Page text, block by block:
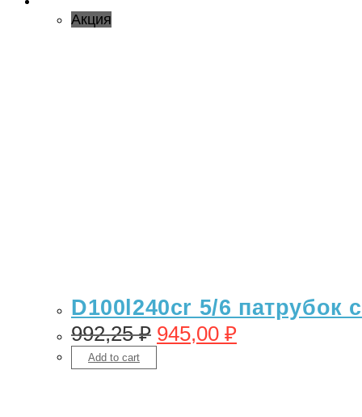
Акция
D100l240cr 5/6 патрубок
992,25₽ 945,00 ₽
Add to cart